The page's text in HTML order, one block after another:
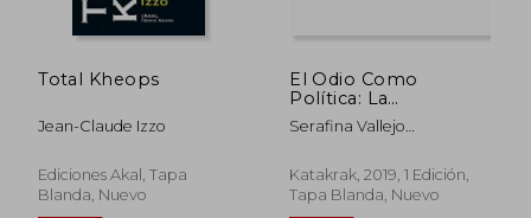
55% 55%
Total Kheops
Jean-Claude Izzo
Ediciones Akal, Tapa
Blanda, Nuevo
El Odio Como
Política: La
Reinvención de las
Derechas en Brasil
Serafina Vallejo
Katakrak, 2019, 1 Edición,
Tapa Blanda, Nuevo